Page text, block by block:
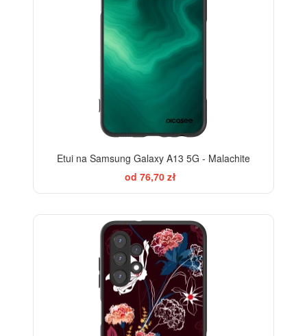
Etui na Samsung Galaxy A13 5G - Malachite
od 76,70 zł